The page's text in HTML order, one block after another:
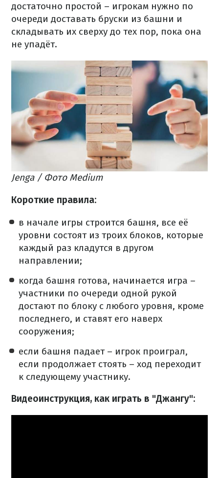
достаточно простой – игрокам нужно по
очереди доставать бруски из башни и
складывать их сверху до тех пор, пока она
не упадёт.
Jengа / Фото Medium
Короткие правила:​
в начале игры строится башня, все её
уровни состоят из троих блоков, которые
каждый раз кладутся в другом
направлении;
когда башня готова, начинается игра –
участники по очереди одной рукой
достают по блоку с любого уровня, кроме
последнего, и ставят его наверх
сооружения;
если башня падает – игрок проиграл,
если продолжает стоять – ход переходит
к следующему участнику.
Видеоинструкция, как играть в "Джангу":​